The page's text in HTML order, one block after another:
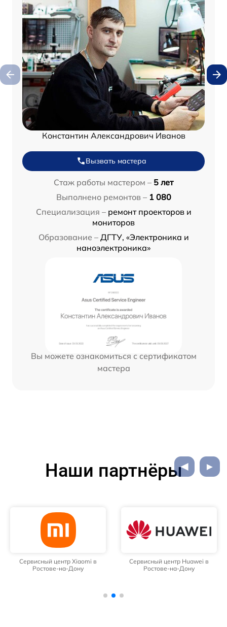
Константин Александрович Иванов
Вызвать мастера
Стаж работы мастером – 5 лет
Выполнено ремонтов – 1 080
Специализация – ремонт проекторов и
мониторов
Образование – ДГТУ, «Электроника и
наноэлектроника»
Вы можете ознакомиться с сертификатом
мастера
Наши партнёры
Сервисный центр Xiaomi в
Ростове-на-Дону
Сервисный центр Huawei в
Ростове-на-Дону